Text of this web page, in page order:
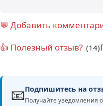
💬 Добавить
👍 Полезный отзыв? (14)
📧Подпишитесь на
Получайте уведомления